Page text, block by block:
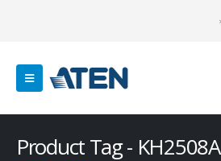
Product Tag - KH2508A